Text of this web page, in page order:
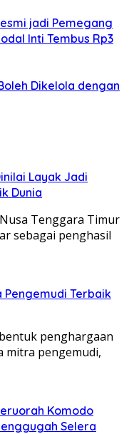
jadi Pemegang
Inti Tembus Rp3
Dikelola dengan
Layak Jadi
Dunia
Nusa Tenggara Timur
sebagai penghasil
Pengemudi Terbaik
bentuk penghargaan
mitra pengemudi,
Komodo
Selera